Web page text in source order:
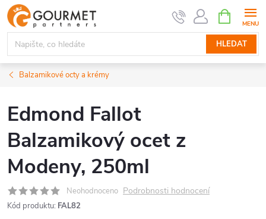
Přejít
na
obsah
HLEDAT
NÁKUPNÍ
KOŠÍK
Balzamikové octy a krémy
Edmond Fallot
Balzamikový ocet z
Modeny, 250ml
Neohodnoceno Podrobnosti hodnocení
Kód produktu: FAL82